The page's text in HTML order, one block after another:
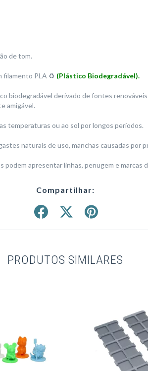
de tom.
filamento PLA ♻️ (Plástico Biodegradável).
biodegradável derivado de fontes
amigável.
temperaturas ou ao sol por longos períodos.
naturais de uso, manchas causadas por
podem apresentar linhas, penugem e
Compartilhar:
PRODUTOS SIMILARES